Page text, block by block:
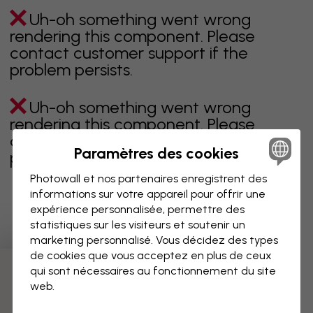
Uh-oh something went wrong
rendering this component. Please
contact customer support if the
problem persists.
Uh-oh something went wrong
rendering this component. Please
contact customer support if the
problem persists.
Page 1 sur 2 pages
Découvrez plus de catégories
Paramètres des cookies
Photowall et nos partenaires enregistrent des
informations sur votre appareil pour offrir une
expérience personnalisée, permettre des
statistiques sur les visiteurs et soutenir un
marketing personnalisé. Vous décidez des types
de cookies que vous acceptez en plus de ceux
qui sont nécessaires au fonctionnement du site
web.